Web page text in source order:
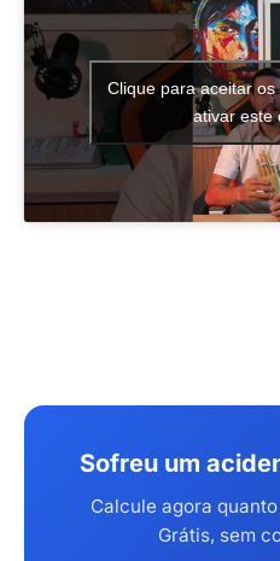
Clique para aceitar
ativar este
Sofreu um
Calcule agora
Grátis, sem